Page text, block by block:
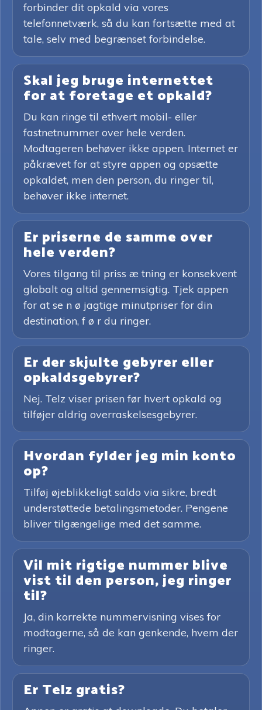
forbinder dit opkald via vores
telefonnetværk, så du kan fortsætte med at
tale, selv med begrænset forbindelse.
Skal jeg bruge internettet
for at foretage et opkald?
Du kan ringe til ethvert mobil- eller
fastnetnummer over hele verden.
Modtageren behøver ikke appen. Internet er
påkrævet for at styre appen og opsætte
opkaldet, men den person, du ringer til,
behøver ikke internet.
Er priserne de samme over
hele verden?
Vores tilgang til priss æ tning er konsekvent
globalt og altid gennemsigtig. Tjek appen
for at se n ø jagtige minutpriser for din
destination, f ø r du ringer.
Er der skjulte gebyrer eller
opkaldsgebyrer?
Nej. Telz viser prisen før hvert opkald og
tilføjer aldrig overraskelsesgebyrer.
Hvordan fylder jeg min konto
op?
Tilføj øjeblikkeligt saldo via sikre, bredt
understøttede betalingsmetoder. Pengene
bliver tilgængelige med det samme.
Vil mit rigtige nummer blive
vist til den person, jeg ringer
til?
Ja, din korrekte nummervisning vises for
modtagerne, så de kan genkende, hvem der
ringer.
Er Telz gratis?